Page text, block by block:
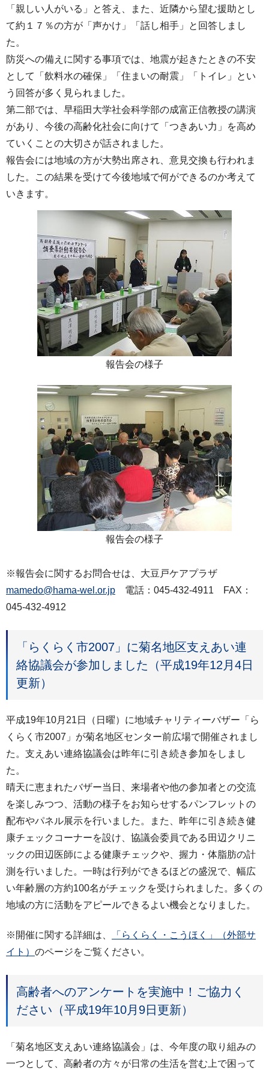
「親しい人がいる」と答え、また、近隣から望む援助とし
て約１７％の方が「声かけ」「話し相手」と回答しまし
た。
防災への備えに関する事項では、地震が起きたときの不安
として「飲料水の確保」「住まいの耐震」「トイレ」とい
う回答が多く見られました。
第二部では、早稲田大学社会科学部の成富正信教授の講演
があり、今後の高齢化社会に向けて「つきあい力」を高め
ていくことの大切さが話されました。
報告会には地域の方が大勢出席され、意見交換も行われま
した。この結果を受けて今後地域で何ができるのか考えて
いきます。
報告会の様子
報告会の様子
※報告会に関するお問合せは、大豆戸ケアプラザ
mamedo@hama-wel.or.jp 電話：045-432-4911 FAX：
045-432-4912
「らくらく市2007」に菊名地区支えあい連
絡協議会が参加しました（平成19年12月4日
更新）
平成19年10月21日（日曜）に地域チャリティーバザー「ら
くらく市2007」が菊名地区センター前広場で開催されまし
た。支えあい連絡協議会は昨年に引き続き参加をしまし
た。
晴天に恵まれたバザー当日、来場者や他の参加者との交流
を楽しみつつ、活動の様子をお知らせするパンフレットの
配布やパネル展示を行いました。また、昨年に引き続き健
康チェックコーナーを設け、協議会委員である田辺クリニ
ックの田辺医師による健康チェックや、握力・体脂肪の計
測を行いました。一時は行列ができるほどの盛況で、幅広
い年齢層の方約100名がチェックを受けられました。多くの
地域の方に活動をアピールできるよい機会となりました。
※開催に関する詳細は、
「らくらく・こうほく」（外部サ
イト） のページをご覧ください。
高齢者へのアンケートを実施中！ご協力く
ださい（平成19年10月9日更新）
「菊名地区支えあい連絡協議会」は、今年度の取り組みの
一つとして、高齢者の方々が日常の生活を営む上で困って